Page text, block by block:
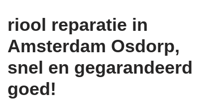
riool reparatie in
Amsterdam Osdorp,
snel en gegarandeerd
goed!